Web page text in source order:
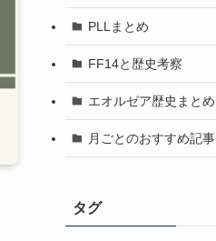
PLLまとめ
FF14と歴史考察
エオルゼア歴史まとめ
月ごとのおすすめ記事
タグ